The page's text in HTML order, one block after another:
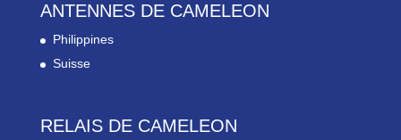
ANTENNES DE CAMELEON
Philippines
Suisse
RELAIS DE CAMELEON